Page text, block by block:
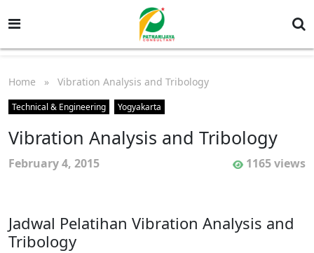
Home » Vibration Analysis and Tribology
Technical & Engineering Yogyakarta
Vibration Analysis and Tribology
February 4, 2015 1165 views
Jadwal Pelatihan Vibration Analysis and
Tribology